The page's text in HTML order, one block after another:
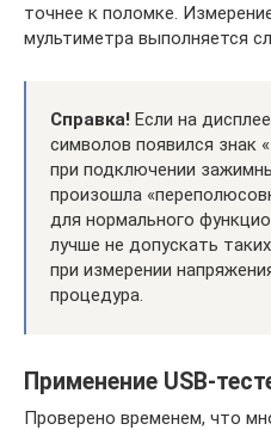
точнее к поломке.
мультиметра выполняется
Справка! Если на
символов появился знак
при подключении
произошла
для нормального
лучше не допускать
при измерении
процедура.
Применение USB-
Проверено временем, что